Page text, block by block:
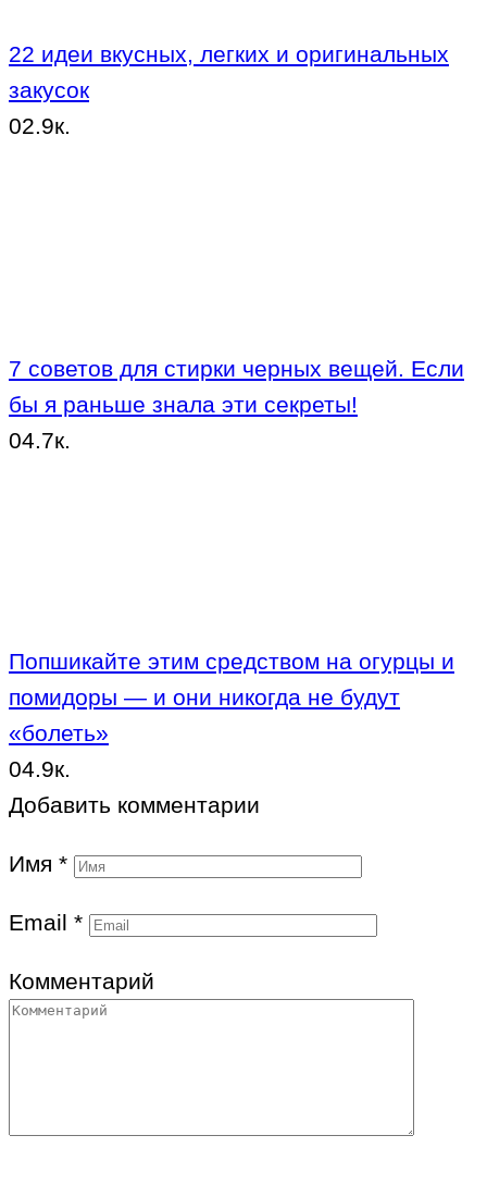
22 идеи вкусных, легких и оригинальных
закусок
02.9к.
7 советов для стирки черных вещей. Если
бы я раньше знала эти секреты!
04.7к.
Попшикайте этим средством на огурцы и
помидоры — и они никогда не будут
«болеть»
04.9к.
Добавить комментарии
Имя *
Email *
Комментарий